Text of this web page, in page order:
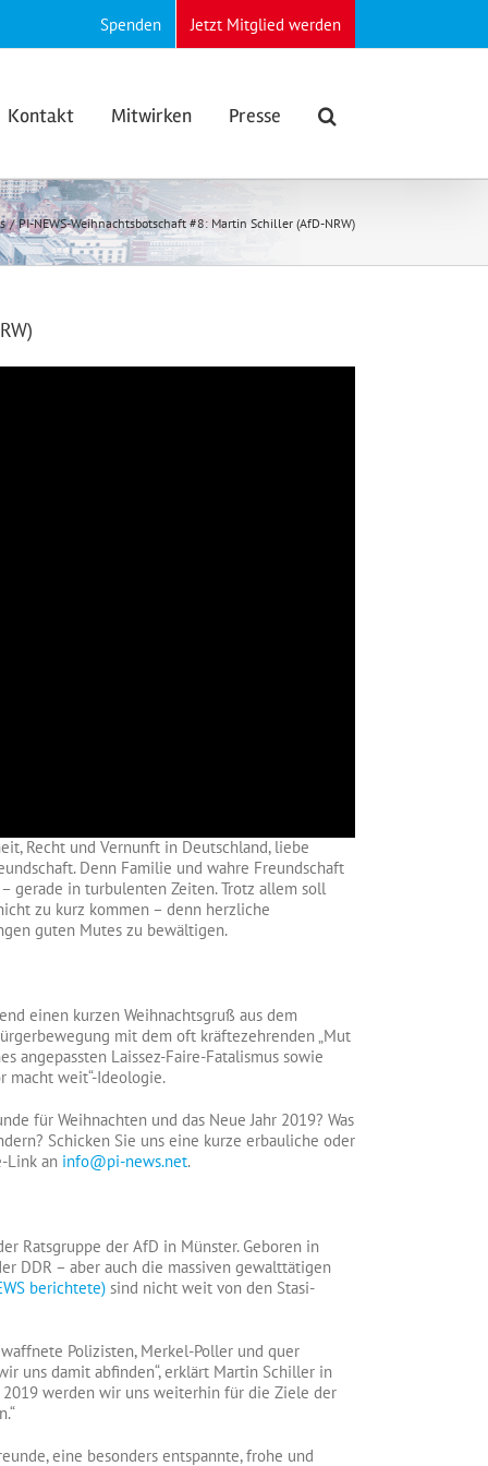
Spenden Jetzt Mitglied werden
Kontakt Mitwirken Presse
PI-NEWS-Weihnachtsbotschaft #8: Martin Schiller (AfD-NRW)
Recht und Vernunft in Deutschland, liebe
Denn Familie und wahre Freundschaft
gerade in turbulenten Zeiten. Trotz allem soll
zu kurz kommen – denn herzliche
guten Mutes zu bewältigen.
einen kurzen Weihnachtsgruß aus dem
mit dem oft kräftezehrenden „Mut
angepassten Laissez-Faire-Fatalismus sowie
macht weit“-Ideologie.
für Weihnachten und das Neue Jahr 2019? Was
Schicken Sie uns eine kurze erbauliche oder
Link an info@pi-news.net.
Ratsgruppe der AfD in Münster. Geboren in
DDR – aber auch die massiven gewalttätigen
berichtete) sind nicht weit von den Stasi-
Polizisten, Merkel-Poller und quer
uns damit abfinden“, erklärt Martin Schiller in
2019 werden wir uns weiterhin für die Ziele der
eine besonders entspannte, frohe und